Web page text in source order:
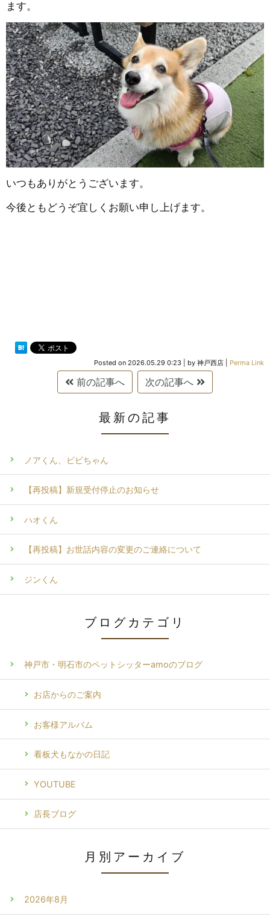
ます。
いつもありがとうございます。
今後ともどうぞ宜しくお願い申し上げます。
Posted on 2026.05.29 0:23 by 神戸西店 Perma Link
前の記事へ 次の記事へ
最新の記事
ノアくん、ビビちゃん
【再投稿】新規受付停止のお知らせ
ハオくん
【再投稿】お世話内容の変更のご連絡について
ジンくん
ブログカテゴリ
神戸市・明石市のペットシッターamoのブログ
お店からのご案内
お客様アルバム
看板犬もなかの日記
YOUTUBE
店長ブログ
月別アーカイブ
2026年8月